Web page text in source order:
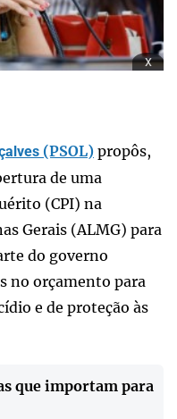
x
(PSOL) propôs,
de uma
(CPI) na
Gerais (ALMG) para
do governo
no orçamento para
e de proteção às
que importam para